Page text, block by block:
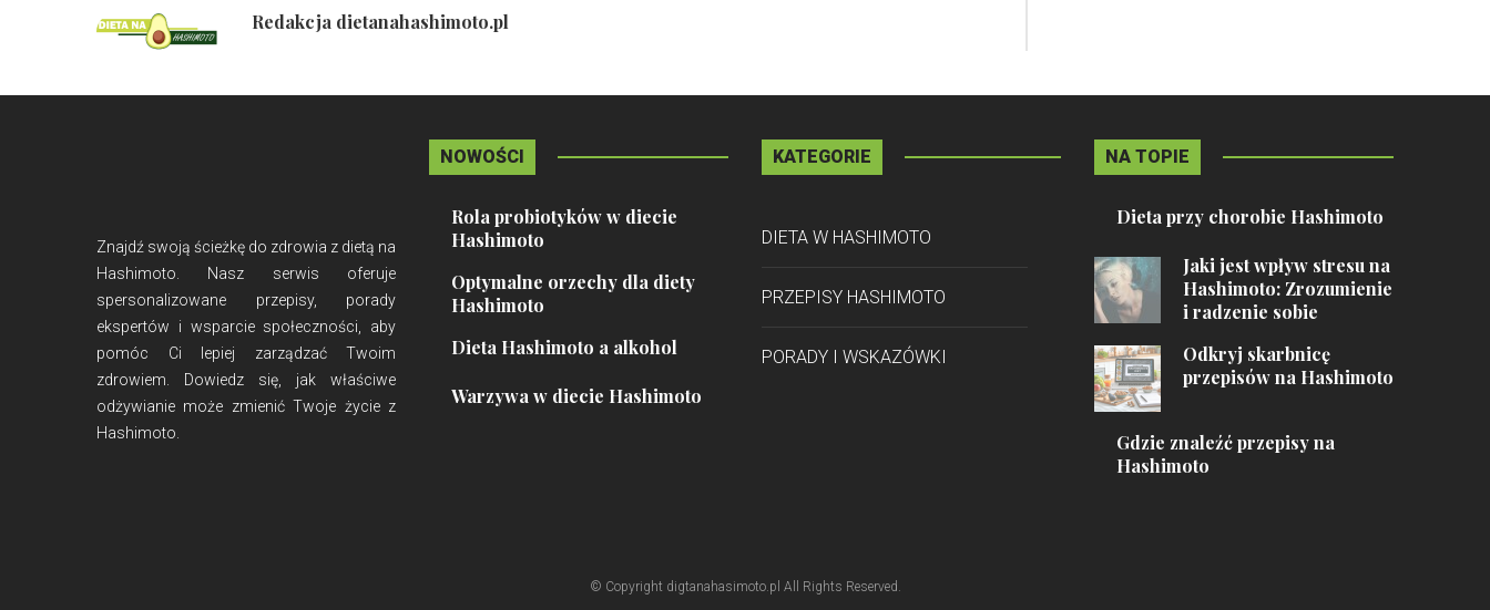
Redakcja dietanahashimoto.pl
Znajdź swoją ścieżkę do zdrowia z dietą na
Hashimoto. Nasz serwis oferuje
spersonalizowane przepisy, porady
ekspertów i wsparcie społeczności, aby
pomóc Ci lepiej zarządzać Twoim
zdrowiem. Dowiedz się, jak właściwe
odżywianie może zmienić Twoje życie z
Hashimoto.
NOWOŚCI
Rola probiotyków w diecie
Hashimoto
Optymalne orzechy dla diety
Hashimoto
Dieta Hashimoto a alkohol
Warzywa w diecie Hashimoto
KATEGORIE
DIETA W HASHIMOTO
PRZEPISY HASHIMOTO
PORADY I WSKAZÓWKI
NA TOPIE
Dieta przy chorobie Hashimoto
Jaki jest wpływ stresu na
Hashimoto: Zrozumienie
i radzenie sobie
Odkryj skarbnicę
przepisów na Hashimoto
Gdzie znaleźć przepisy na
Hashimoto
© Copyright digtanahasimoto.pl All Rights Reserved.